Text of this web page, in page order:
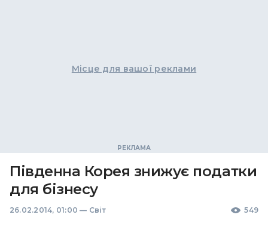
Місце для вашої реклами
Південна Корея знижує податки
для бізнесу
26.02.2014, 01:00 — Світ 549